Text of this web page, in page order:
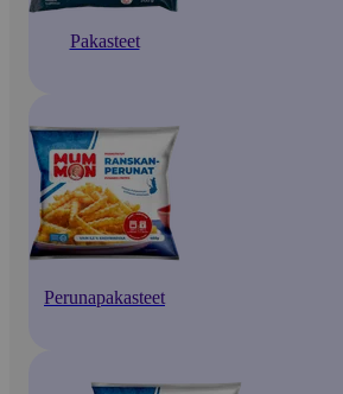
Pakasteet
Perunapakasteet